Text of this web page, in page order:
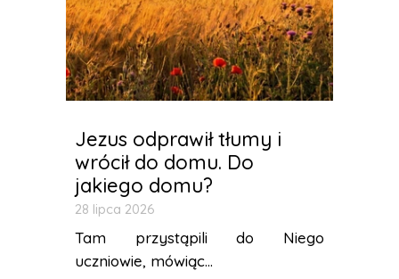
Jezus odprawił tłumy i
wrócił do domu. Do
jakiego domu?
28 lipca 2026
Tam przystąpili do Niego
uczniowie, mówiąc...